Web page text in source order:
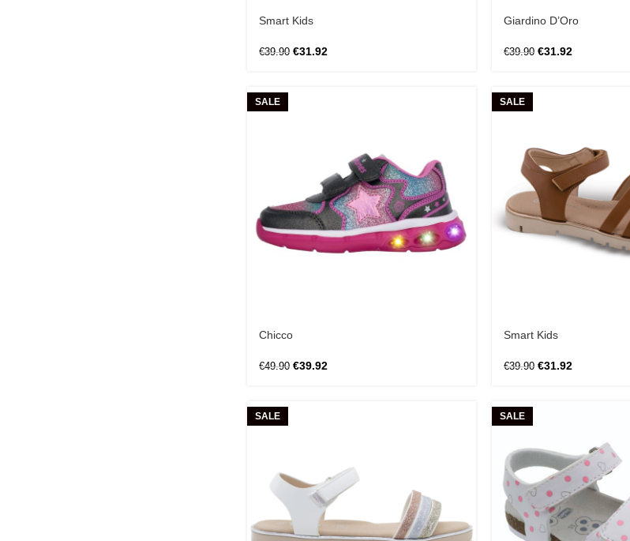
Smart Kids
€39.90 €31.92
Giardino D’Oro
€39.90 €31.92
SALE
Chicco
€49.90 €39.92
SALE
Smart Kids
€39.90 €31.92
SALE SALE